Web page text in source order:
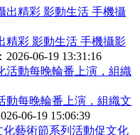
精彩 影動生活 手機攝影
06-19 13:31:16
動每晚輪番上演，組織文
06-19 15:06:39